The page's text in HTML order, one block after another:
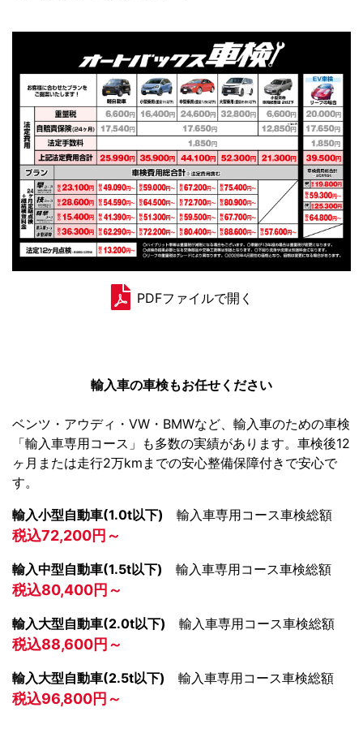
PDFファイルで開く
輸入車の車検もお任せください
ベンツ・アウディ・VW・BMWなど、輸入車のための車検
「輸入車専用コース」も多数の実績があります。車検後12
ヶ月または走行2万kmまでの安心整備保障付きで安心で
す。
輸入小型自動車(1.0t以下) 輸入車専用コース車検総額
税込72,200円～
輸入中型自動車(1.5t以下) 輸入車専用コース車検総額
税込80,400円～
輸入大型自動車(2.0t以下) 輸入車専用コース車検総額
税込88,600円～
輸入大型自動車(2.5t以下) 輸入車専用コース車検総額
税込96,800円～